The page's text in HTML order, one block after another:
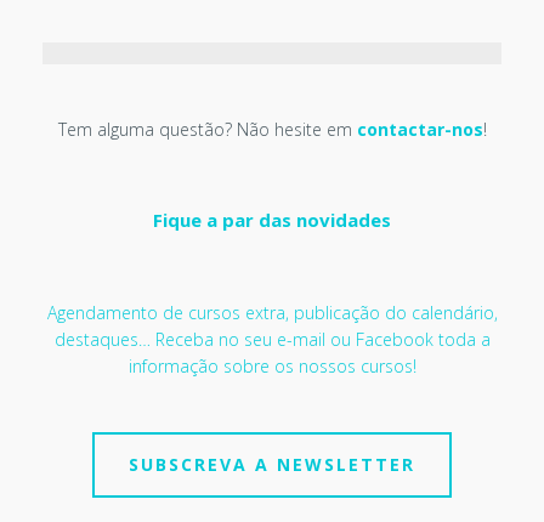
Tem alguma questão? Não hesite em contactar-nos!
Fique a par das novidades
Agendamento de cursos extra, publicação do calendário,
destaques… Receba no seu e-mail ou Facebook toda a
informação sobre os nossos cursos!
SUBSCREVA A NEWSLETTER